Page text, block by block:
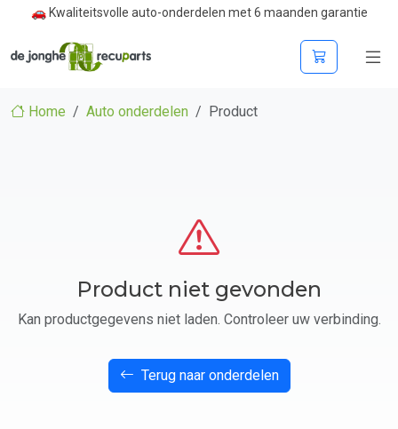
🚗 Kwaliteitsvolle auto-onderdelen met 6 maanden garantie
Home Auto onderdelen Product
Product niet gevonden
Kan productgegevens niet laden. Controleer uw verbinding.
Terug naar onderdelen